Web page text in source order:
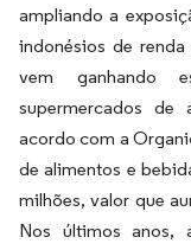
ampliando a
indonésios de
vem ganhando
supermercados
acordo com a
de alimentos e
milhões, valor que
Nos últimos anos,